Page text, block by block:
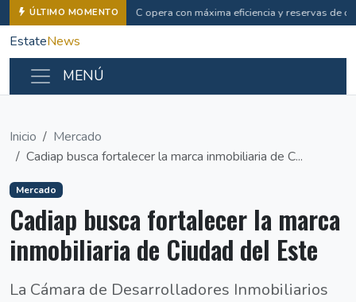
ÚLTIMO MOMENTO INC opera con máxima eficiencia y reservas de
EstateNews
MENÚ
Inicio
Mercado
Cadiap busca fortalecer la marca inmobiliaria de C...
Mercado
Cadiap busca fortalecer la marca
inmobiliaria de Ciudad del Este
La Cámara de Desarrolladores Inmobiliarios